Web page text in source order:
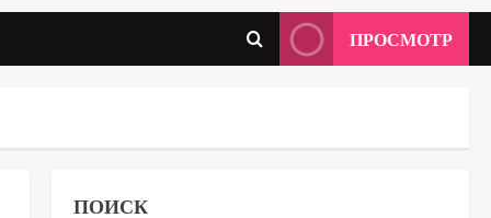
ПРОСМОТР
ПОИСК